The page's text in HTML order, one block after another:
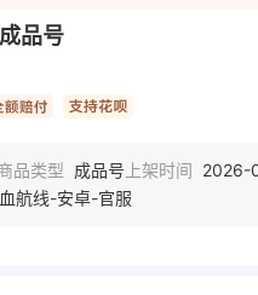
品号
品类型 成品号 上架时间 2026-
航线-安卓-官服